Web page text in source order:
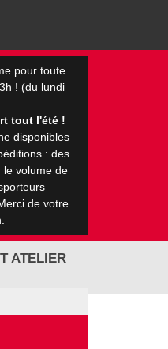
pour toute
! (du lundi
tout l'été !
disponibles
: des
le volume de
de votre
ATELIER